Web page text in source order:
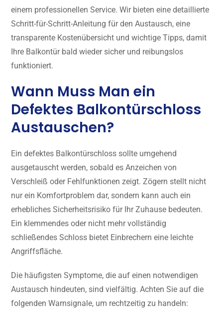
einem professionellen Service. Wir bieten eine detaillierte
Schritt-für-Schritt-Anleitung für den Austausch, eine
transparente Kostenübersicht und wichtige Tipps, damit
Ihre Balkontür bald wieder sicher und reibungslos
funktioniert.
Wann Muss Man ein
Defektes Balkontürschloss
Austauschen?
Ein defektes Balkontürschloss sollte umgehend
ausgetauscht werden, sobald es Anzeichen von
Verschleiß oder Fehlfunktionen zeigt. Zögern stellt nicht
nur ein Komfortproblem dar, sondern kann auch ein
erhebliches Sicherheitsrisiko für Ihr Zuhause bedeuten.
Ein klemmendes oder nicht mehr vollständig
schließendes Schloss bietet Einbrechern eine leichte
Angriffsfläche.
Die häufigsten Symptome, die auf einen notwendigen
Austausch hindeuten, sind vielfältig. Achten Sie auf die
folgenden Warnsignale, um rechtzeitig zu handeln: